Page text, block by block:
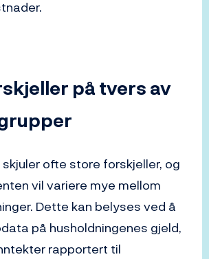
på tvers av
ofte store forskjeller, og
vil variere mye mellom
Dette kan belyses ved å
på husholdningenes gjeld,
rapportert til